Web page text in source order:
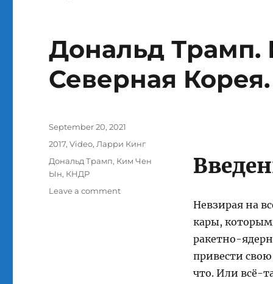
Дональд
Северная
Невзирая на
кары,
ракетно-
привести
что. Или всё-
Posted
September 20, 2021
Categories
2017,Video, Ларри Кинг
Tags
Дональд Трамп, Ким Чен
Ын, КНДР
Leave a commenton